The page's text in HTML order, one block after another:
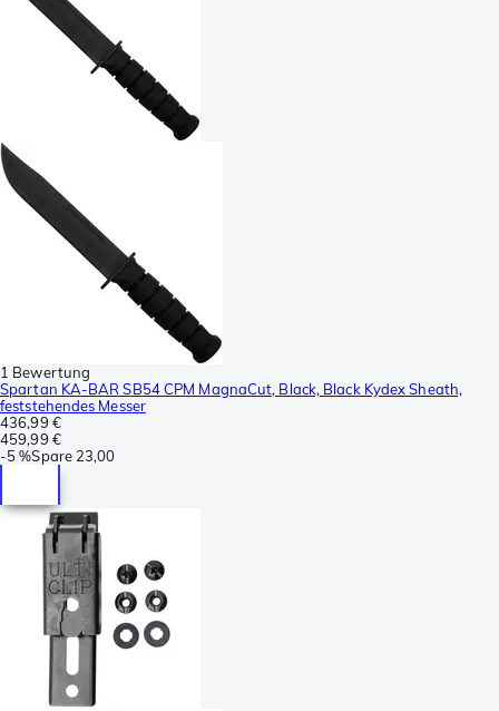
1 Bewertung
Spartan KA-BAR SB54 CPM MagnaCut, Black, Black Kydex Sheath,
feststehendes Messer
436,99 €
459,99 €
-5 %Spare 23,00